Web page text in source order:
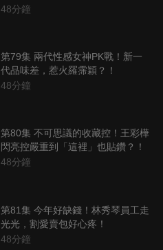
48分鐘
第79集 兩代性感女神PK戰！新一
代品味差，惹火羅霈穎？！
48分鐘
第80集 不可思議的收藏控！王彩樺
閃亮控嚴重到「這裡」也貼鑽？！
48分鐘
第81集 今年好缺錢！林秀琴員工走
光光，割愛賣包好心疼！
48分鐘